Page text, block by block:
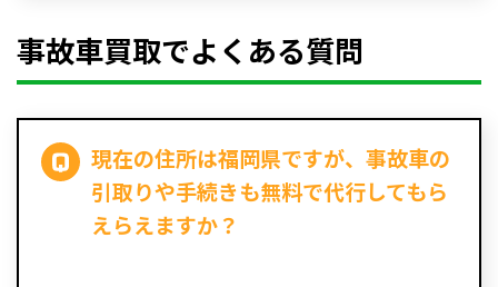
事故車買取でよくある質問
現在の住所は福岡県ですが、事故車の
引取りや手続きも無料で代行してもら
えらえますか？